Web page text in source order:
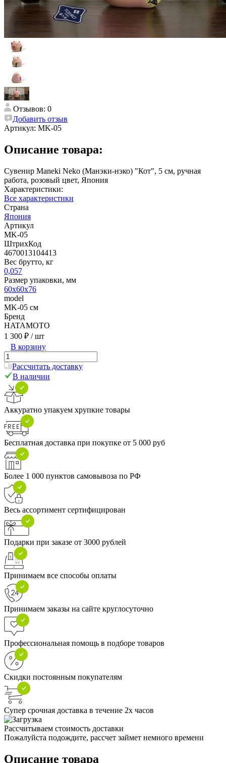
Отзывов: 0
Добавить отзыв
Артикул: MK-05
Описание товара:
Сувенир Maneki Neko (Манэки-нэко) "Кот", 5 см, ручная
работа, розовый цвет, Япония
Характеристики:
Все характеристики
Страна
Япония
Артикул
MK-05
ШтрихКод
4670013104413
Вес брутто, кг
0,057
Размер упаковки, мм
60х60х76
model
MK-05 см
Бренд
HATAMOTO
1 300 ₽ / шт
В корзину
Рассчитать доставку
В наличии
Аккуратно упакуем хрупкие товары
Бесплатная доставка при покупке от 5 000 руб
Более 1 000 пунктов самовывоза по РФ
Весь ассортимент сертифицирован
Подарки при заказе от 3000 рублей
Принимаем все способы оплаты
Принимаем заказы на сайте круглосуточно
Профессиональная помощь в подборе товаров
Скидки постоянным покупателям
Супер срочная доставка в течение 2х часов
Рассчитываем стоимость доставки
Пожалуйста подождите, рассчет займет немного времени
Описание товара